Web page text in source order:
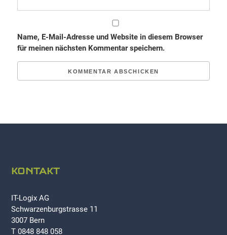
Name, E-Mail-Adresse und Website in diesem Browser
für meinen nächsten Kommentar speichern.
KONTAKT
IT-Logix AG
Schwarzenburgstrasse 11
3007 Bern
T 0848 848 058